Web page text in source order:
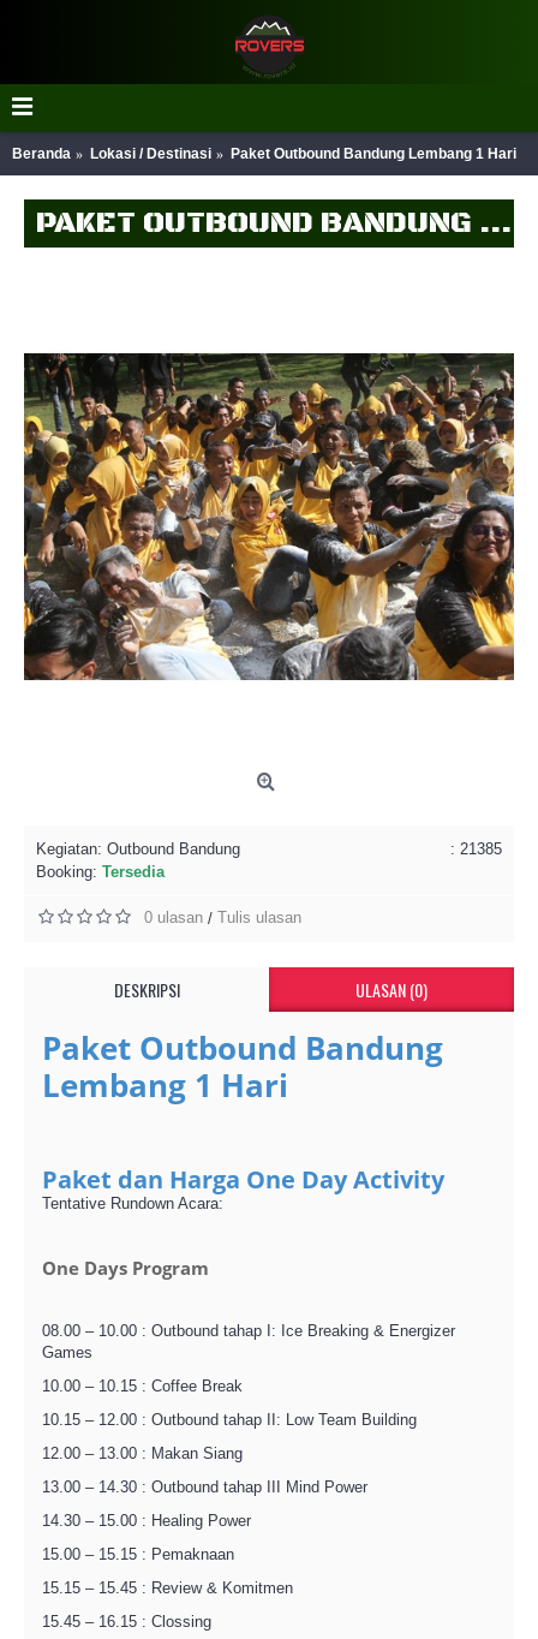
Beranda Lokasi / Destinasi Paket Outbound Bandung Lembang 1 Hari
PAKET OUTBOUND BANDUNG LEMBANG 1 HARI
: 21385
Kegiatan: Outbound Bandung
Booking: Tersedia
0 ulasan / Tulis ulasan
DESKRIPSI ULASAN (0)
Paket Outbound Bandung
Lembang 1 Hari
Paket dan Harga One Day Activity
Tentative Rundown Acara:
One Days Program
08.00 – 10.00 : Outbound tahap I: Ice Breaking & Energizer
Games
10.00 – 10.15 : Coffee Break
10.15 – 12.00 : Outbound tahap II: Low Team Building
12.00 – 13.00 : Makan Siang
13.00 – 14.30 : Outbound tahap III Mind Power
14.30 – 15.00 : Healing Power
15.00 – 15.15 : Pemaknaan
15.15 – 15.45 : Review & Komitmen
15.45 – 16.15 : Clossing